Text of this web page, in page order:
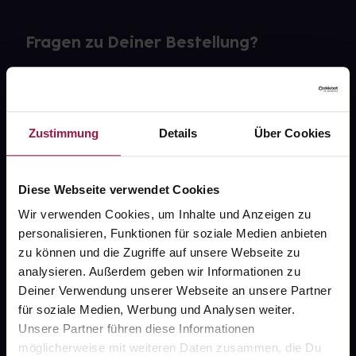
Zustimmung Details Über Cookies
Diese Webseite verwendet Cookies
Wir verwenden Cookies, um Inhalte und Anzeigen zu
personalisieren, Funktionen für soziale Medien anbieten
zu können und die Zugriffe auf unsere Webseite zu
analysieren. Außerdem geben wir Informationen zu
Deiner Verwendung unserer Webseite an unsere Partner
für soziale Medien, Werbung und Analysen weiter.
Unsere Partner führen diese Informationen
möglicherweise mit weiteren Daten zusammen, die Du
Fragen zu Deiner Bestellung?
gesund.de
Über uns
Karriere
Newsletter